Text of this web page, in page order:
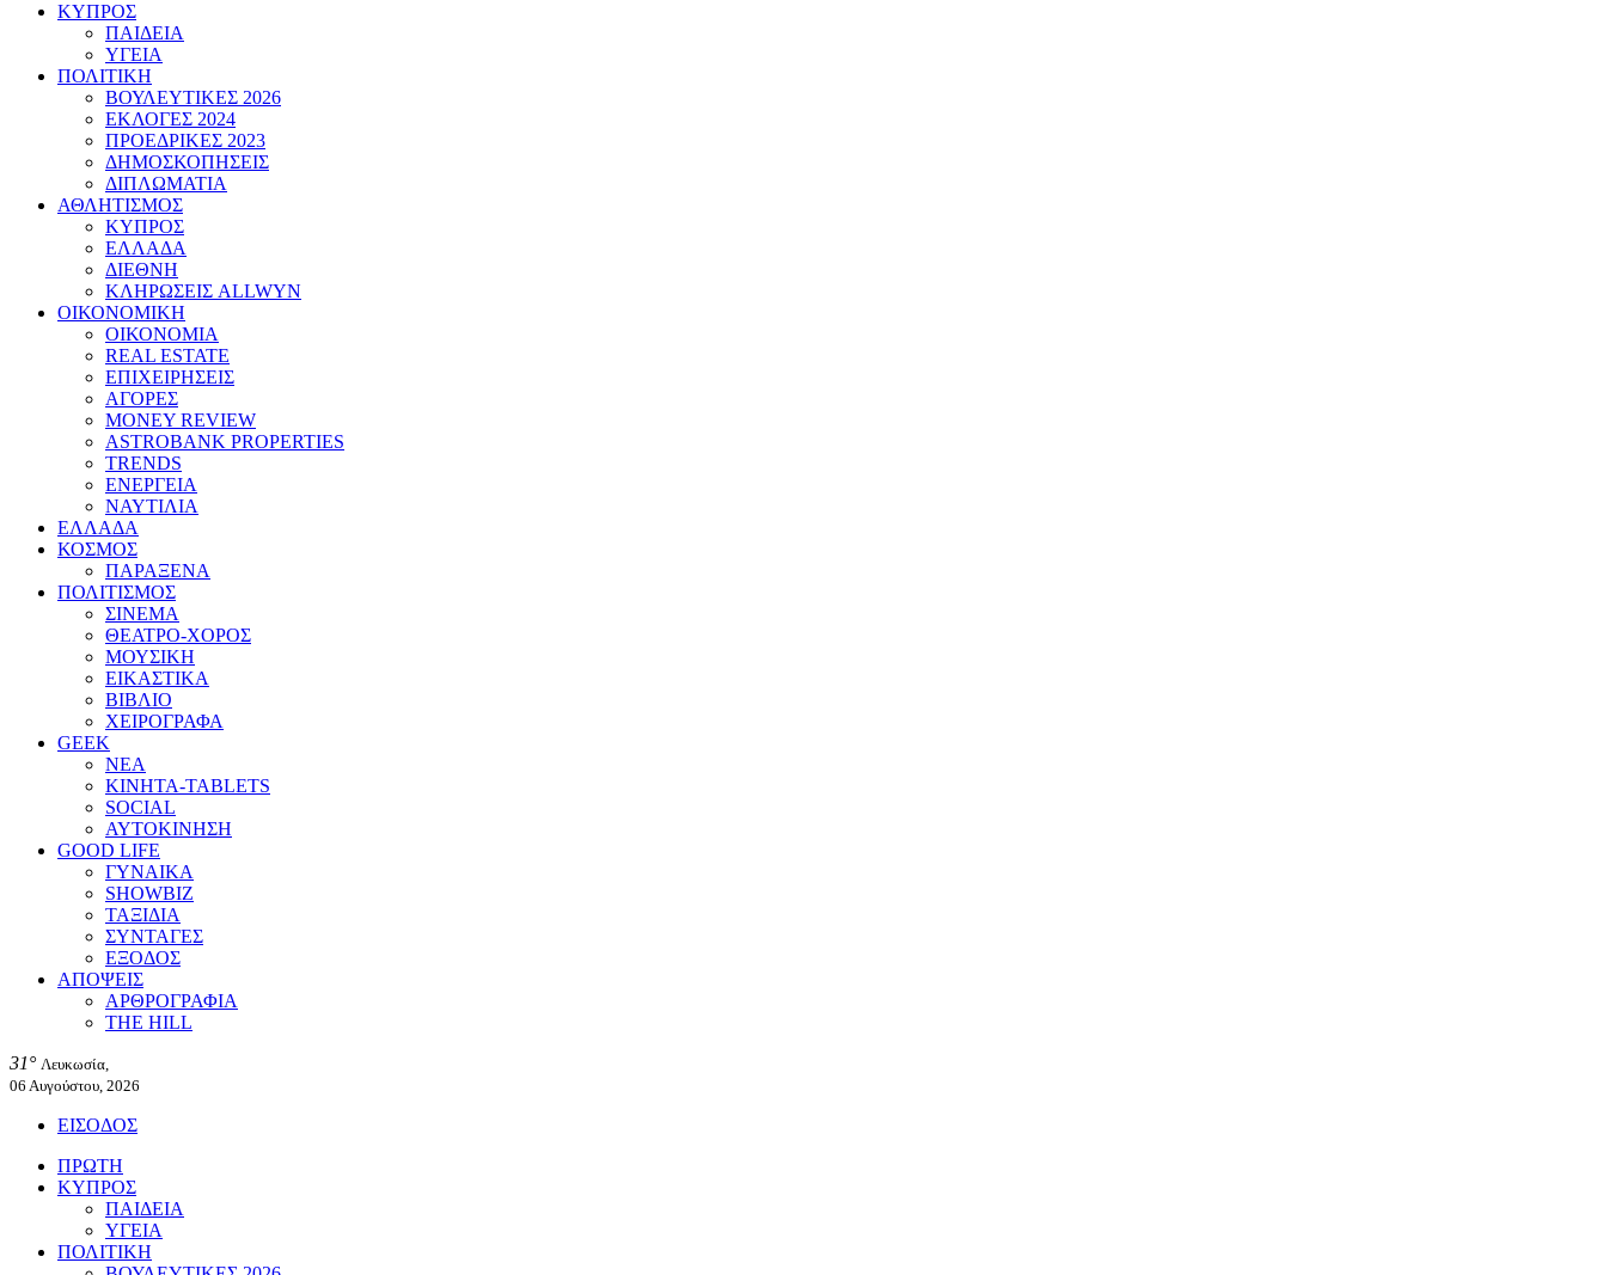
ΚΥΠΡΟΣ
ΠΑΙΔΕΙΑ
ΥΓΕΙΑ
ΠΟΛΙΤΙΚΗ
ΒΟΥΛΕΥΤΙΚΕΣ 2026
ΕΚΛΟΓΕΣ 2024
ΠΡΟΕΔΡΙΚΕΣ 2023
ΔΗΜΟΣΚΟΠΗΣΕΙΣ
ΔΙΠΛΩΜΑΤΙΑ
ΑΘΛΗΤΙΣΜΟΣ
ΚΥΠΡΟΣ
ΕΛΛΑΔΑ
ΔΙΕΘΝΗ
ΚΛΗΡΩΣΕΙΣ ALLWYN
ΟΙΚΟΝΟΜΙΚΗ
ΟΙΚΟΝΟΜΙΑ
REAL ESTATE
ΕΠΙΧΕΙΡΗΣΕΙΣ
ΑΓΟΡΕΣ
MONEY REVIEW
ASTROBANK PROPERTIES
TRENDS
ΕΝΕΡΓΕΙΑ
ΝΑΥΤΙΛΙΑ
ΕΛΛΑΔΑ
ΚΟΣΜΟΣ
ΠΑΡΑΞΕΝΑ
ΠΟΛΙΤΙΣΜΟΣ
ΣΙΝΕΜΑ
ΘΕΑΤΡΟ-ΧΟΡΟΣ
ΜΟΥΣΙΚΗ
ΕΙΚΑΣΤΙΚΑ
ΒΙΒΛΙΟ
ΧΕΙΡΟΓΡΑΦΑ
GEEK
ΝΕΑ
ΚΙΝΗΤΑ-TABLETS
SOCIAL
ΑΥΤΟΚΙΝΗΣΗ
GOOD LIFE
ΓΥΝΑΙΚΑ
SHOWBIZ
ΤΑΞΙΔΙΑ
ΣΥΝΤΑΓΕΣ
ΕΞΟΔΟΣ
ΑΠΟΨΕΙΣ
ΑΡΘΡΟΓΡΑΦΙΑ
THE HILL
31° Λευκωσία,
06 Αυγούστου, 2026
ΕΙΣΟΔΟΣ
ΠΡΩΤΗ
ΚΥΠΡΟΣ
ΠΑΙΔΕΙΑ
ΥΓΕΙΑ
ΠΟΛΙΤΙΚΗ